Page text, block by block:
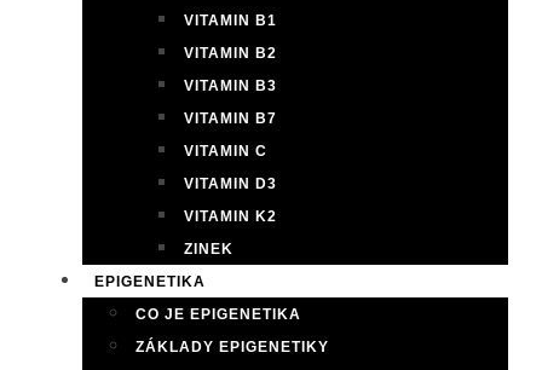
VITAMIN B1
VITAMIN B2
VITAMIN B3
VITAMIN B7
VITAMIN C
VITAMIN D3
VITAMIN K2
ZINEK
EPIGENETIKA
CO JE EPIGENETIKA
ZÁKLADY EPIGENETIKY